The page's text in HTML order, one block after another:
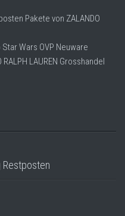
Pakete von ZALANDO
Wars OVP Neuware
RALPH LAUREN Grosshandel
Restposten